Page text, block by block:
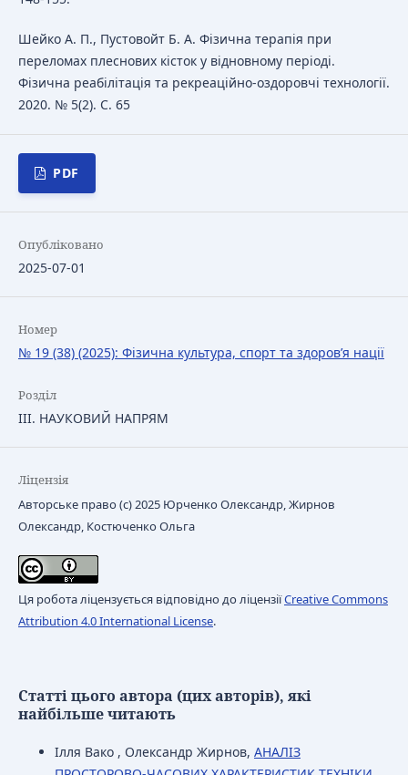
Шейко А. П., Пустовойт Б. А. Фізична терапія при
переломах плеснових кісток у відновному періоді.
Фізична реабілітація та рекреаційно-оздоровчі технології.
2020. № 5(2). С. 65
PDF
Опубліковано
2025-07-01
Номер
№ 19 (38) (2025): Фізична культура, спорт та здоров’я нації
Розділ
ІІІ. НАУКОВИЙ НАПРЯМ
Ліцензія
Авторське право (c) 2025 Юрченко Олександр, Жирнов
Олександр, Костюченко Ольга
Ця робота ліцензується відповідно до ліцензіїCreative Commons
Attribution 4.0 International License.
Статті цього автора (цих авторів), які
найбільше читають
Ілля Вако , Олександр Жирнов, АНАЛІЗ